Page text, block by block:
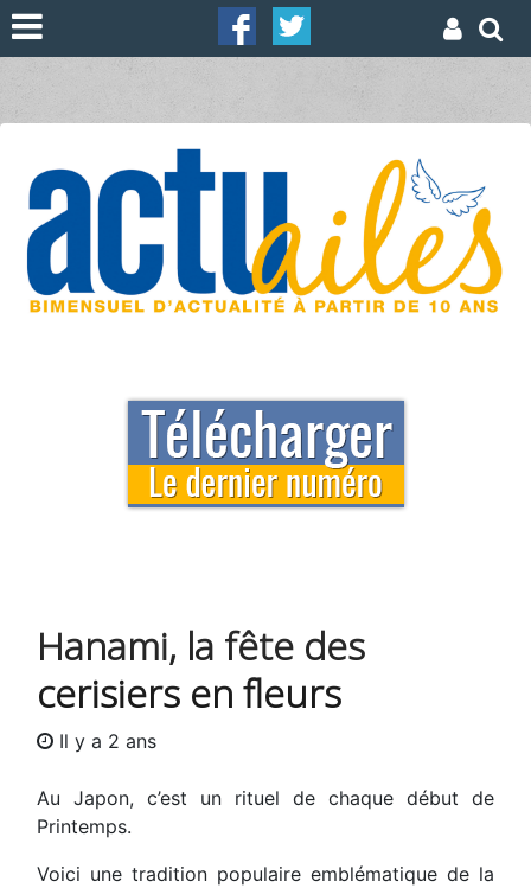
Hanami, la fête des
cerisiers en fleurs
Il y a 2 ans
Au Japon, c’est un rituel de chaque début de
Printemps.
Voici une tradition populaire emblématique de la